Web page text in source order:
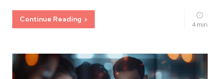
Continue Reading
4 min